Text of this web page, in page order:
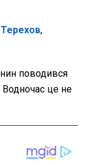
Терехов,
поводився
Водночас це не